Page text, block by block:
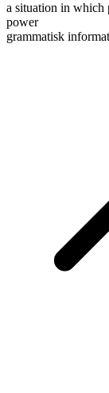
a situation in which
power
grammatisk